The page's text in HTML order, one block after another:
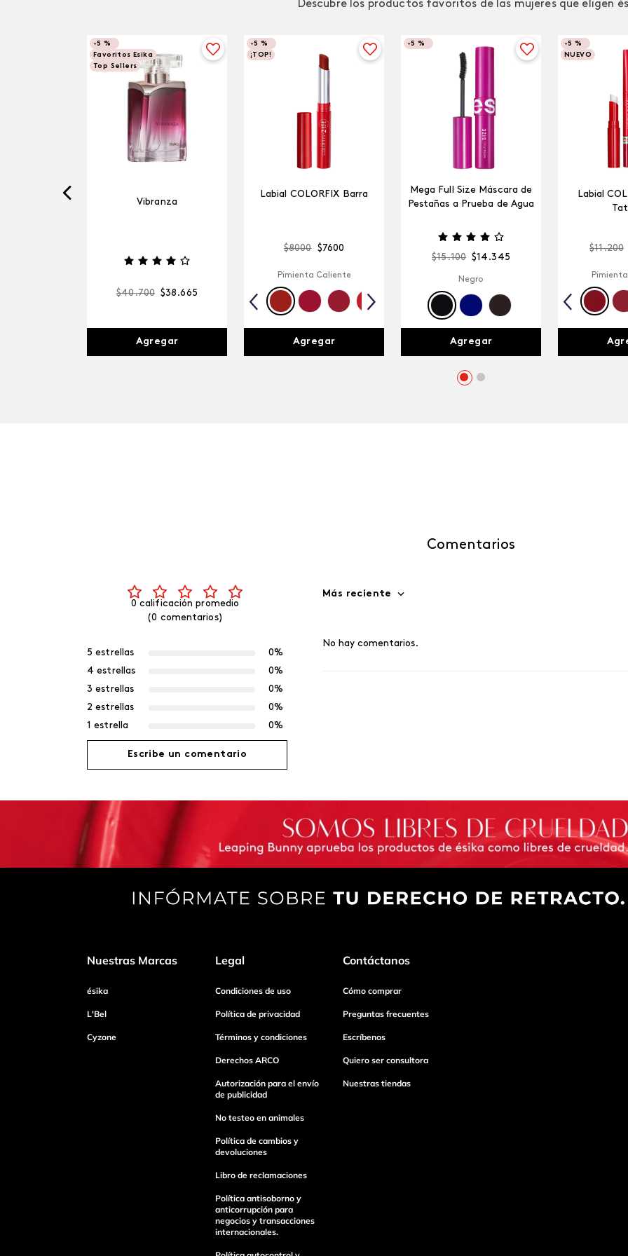
Descubre los productos favoritos de las mujeres que eligen
-5 %
Favoritos Esika
Top Sellers
Vibranza
$40.700 $38 .665
Agregar
-5 %
¡TOP!
Labial COLORFIX Barra
$8000 $7600
Pimienta Caliente
Agregar
-5 %
Mega Full Size Máscara de
Pestañas a Prueba de Agua
$15.100 $14 .345
Negro
Agregar
-5 %
NUEVO
Labial
$11.200
Comentarios
0 calificación promedio
(0 comentarios)
5 estrellas
0%
4 estrellas
0%
3 estrellas
0%
2 estrellas
0%
1 estrella
0%
Escribe un comentario
Agregar comentario
Título
Escribe un comentario
Enviar Comentario
Más reciente
No hay comentarios.
Nuestras Marcas
ésika
L'Bel
Cyzone
Legal
Condiciones de uso
Política de privacidad
Términos y condiciones
Derechos ARCO
Autorización para el envío
de publicidad
No testeo en animales
Política de cambios y
devoluciones
Libro de reclamaciones
Política antisoborno y
anticorrupción para
negocios y transacciones
internacionales.
Contáctanos
Cómo comprar
Preguntas frecuentes
Escríbenos
Quiero ser consultora
Nuestras tiendas